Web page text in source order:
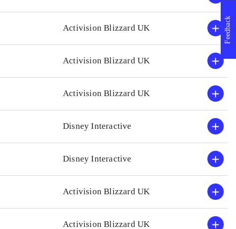
Activision Blizzard UK
Activision Blizzard UK
Activision Blizzard UK
Disney Interactive
Disney Interactive
Activision Blizzard UK
Activision Blizzard UK
Feedback